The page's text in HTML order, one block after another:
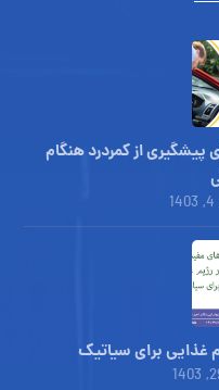
+ 4 راه مهم برای پیشگیری از کمردرد هنگام
غذایی برای سیاتیک